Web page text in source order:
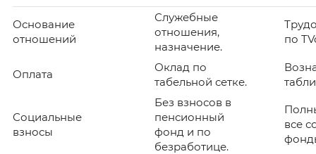
Основание
отношений
Служебные
отношения,
назначение.
по
Оплата
Оклад по
табельной сетке.
Социальные
взносы
Без взносов в
пенсионный
фонд и по
безработице.
все